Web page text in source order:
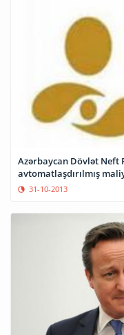
Azərbaycan Dövlət
avtomatlaşdırılmış
31-10-2013